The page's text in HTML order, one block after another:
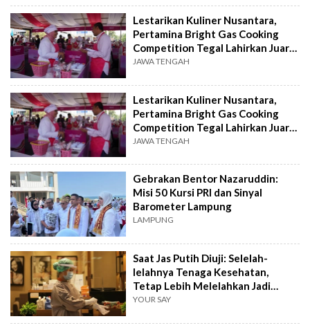
Lestarikan Kuliner Nusantara,
Pertamina Bright Gas Cooking
Competition Tegal Lahirkan Juara
Baru
JAWA TENGAH
Lestarikan Kuliner Nusantara,
Pertamina Bright Gas Cooking
Competition Tegal Lahirkan Juara
Baru
JAWA TENGAH
Gebrakan Bentor Nazaruddin:
Misi 50 Kursi PRI dan Sinyal
Barometer Lampung
LAMPUNG
Saat Jas Putih Diuji: Selelah-
lelahnya Tenaga Kesehatan,
Tetap Lebih Melelahkan Jadi
Pasien
YOUR SAY